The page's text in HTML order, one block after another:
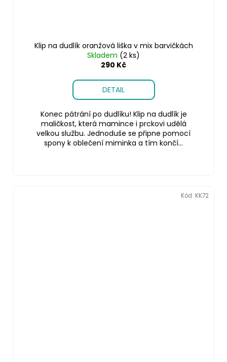
Klip na dudlík oranžová liška v mix barvičkách
Skladem (2 ks)
290 Kč
DETAIL
Konec pátrání po dudlíku! Klip na dudlík je
maličkost, která mamince i prckovi udělá
velkou službu. Jednoduše se připne pomocí
spony k oblečení miminka a tím končí...
Kód: KK72